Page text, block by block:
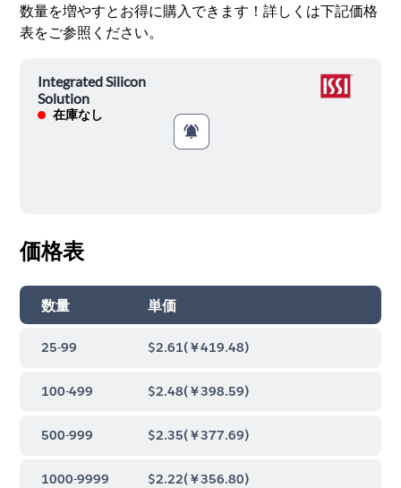
数量を増やすとお得に購入できます！詳しくは下記価格
表をご参照ください。
Integrated Silicon
Solution
在庫なし
価格表
数量 単価
25-99 $2.61(￥419.48)
100-499 $2.48(￥398.59)
500-999 $2.35(￥377.69)
1000-9999 $2.22(￥356.80)